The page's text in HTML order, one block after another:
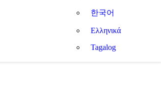
한국어
Ελληνικά
Tagalog